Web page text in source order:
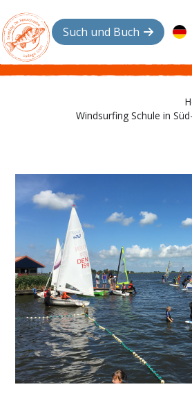
Such und Buch
Windsurfing Schule in